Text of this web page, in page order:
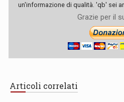
un'informazione di qualità. 'qb' sei
Grazie per il
Articoli correlati